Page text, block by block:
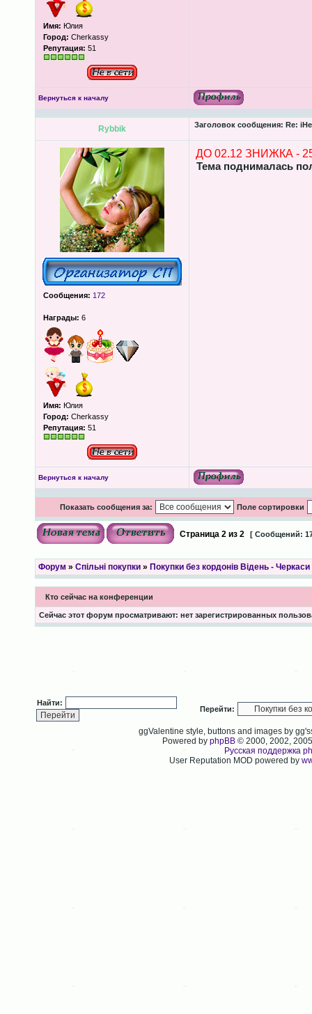
Имя: Юлия
Город: Cherkassy
Репутация: 51
Вернуться к началу
Rybbik Заголовок сообщения: Re:
Сообщения: 172
Награды: 6
Имя: Юлия
Город: Cherkassy
Репутация: 51
ДО 02.12 ЗНИЖКА -
Тема поднималась
Вернуться к началу
Показать сообщения за: Поле сортировки
Страница 2из 2 [ Сообщений:
Форум » Спільні покупки» Покупки без кордонів Відень - Черкаси
Кто сейчас на конференции
Сейчас этот форум просматривают: нет зарегистрированных
Найти:
Перейти:
ggValentine style, buttons and images by
Powered byphpBB © 2000, 2002,
Русская поддержка
User Reputation MOD powered by